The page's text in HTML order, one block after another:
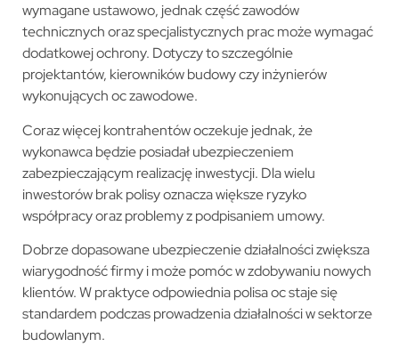
wymagane ustawowo, jednak część zawodów
technicznych oraz specjalistycznych prac może wymagać
dodatkowej ochrony. Dotyczy to szczególnie
projektantów, kierowników budowy czy inżynierów
wykonujących oc zawodowe.
Coraz więcej kontrahentów oczekuje jednak, że
wykonawca będzie posiadał ubezpieczeniem
zabezpieczającym realizację inwestycji. Dla wielu
inwestorów brak polisy oznacza większe ryzyko
współpracy oraz problemy z podpisaniem umowy.
Dobrze dopasowane ubezpieczenie działalności zwiększa
wiarygodność firmy i może pomóc w zdobywaniu nowych
klientów. W praktyce odpowiednia polisa oc staje się
standardem podczas prowadzenia działalności w sektorze
budowlanym.